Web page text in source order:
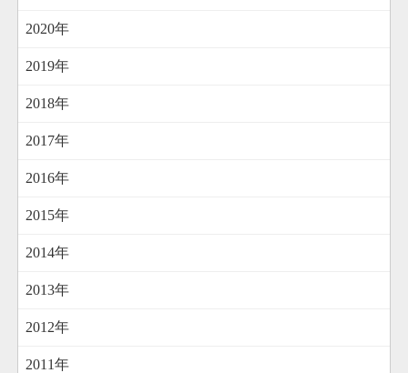
2020年
2019年
2018年
2017年
2016年
2015年
2014年
2013年
2012年
2011年